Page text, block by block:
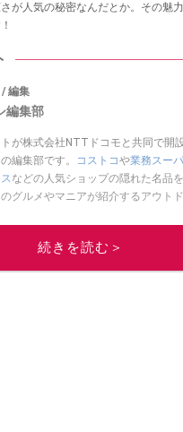
が人気の秘密なんだとか。その魅
/ 編集
編集部
が株式会社NTTドコモと共同で開
編集部です。
コストコや業務スー
などの人気ショップの隠れた名品
グルメやマニアが紹介するアウト
日トレンド情報をお届けしているの
てください！続きを読む＞